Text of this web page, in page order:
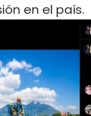
en el país.